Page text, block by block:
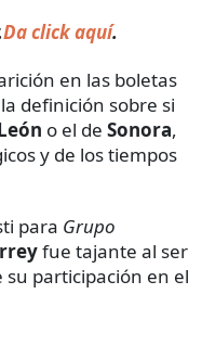
Da click aquí.
en las boletas
definición sobre si
o el de Sonora,
y de los tiempos
para Grupo
fue tajante al ser
su participación en el